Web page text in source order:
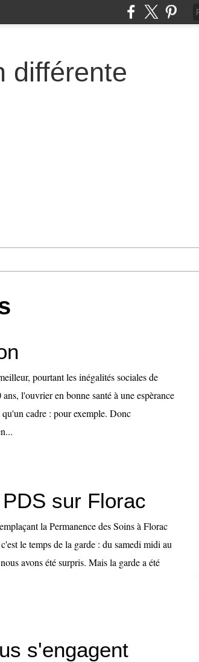
différente
pourtant les inégalités sociales de
l'ouvrier en bonne santé à une espèrance
cadre : pour exemple. Donc
sur Florac
la Permanence des Soins à Florac
le temps de la garde : du samedi midi au
avons été surpris. Mais la garde a été
s'engagent